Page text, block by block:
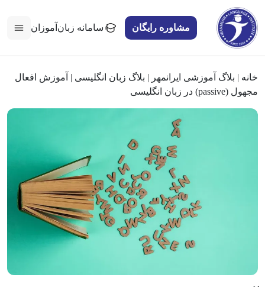
مشاوره رایگان سامانه زبان‌آموزان
خانه | بلاگ آموزشی ایرانمهر | بلاگ زبان انگلیسی | آموزش افعال
مجهول (passive) در زبان انگلیسی